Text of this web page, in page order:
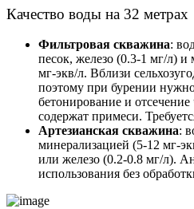
Качество воды на 32 метрах
Фильтровая скважина:
песок, железо (0.3-1 мг/л) и
мг-экв/л. Вблизи
поэтому при бурении
бетонирование и
содержат примеси.
Артезианская скважина:
минерализацией (5-12 мг-
или железо (0.2-0.8 мг/л).
использования без